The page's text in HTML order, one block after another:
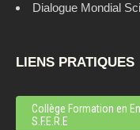
Dialogue Mondial
LIENS PRATIQUES
Collège Formation en
S.F.E.R.E